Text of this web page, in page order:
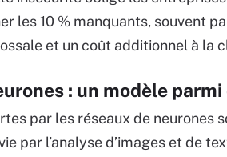
les 10 % manquants, souvent
et un coût additionnel à la
: un modèle parmi
par les réseaux de neurones
par l’analyse d’images et de